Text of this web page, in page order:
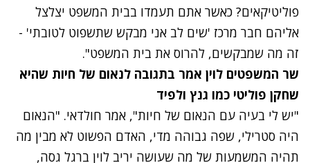
פוליטיקאים? כאשר אתם תעמדו בבית המשפט יצלצל
אליהם חבר מרכז 'שים לב אני מבקש שתשפוט לטובתי' -
זה מה שמבקשים, להרוס את בית המשפט".
שר המשפטים לוין אמר בתגובה לנאום של חיות שהיא
שחקן פוליטי כמו גנץ ולפיד
"יש לי בעיה עם הנאום של חיות", אמר חולדאי. "הנאום
היה סטרילי, שפה גבוהה מדי, האדם הפשוט לא מבין מה
תהיה המשמעות של מה שעושה יריב לוין ברגל גסה,